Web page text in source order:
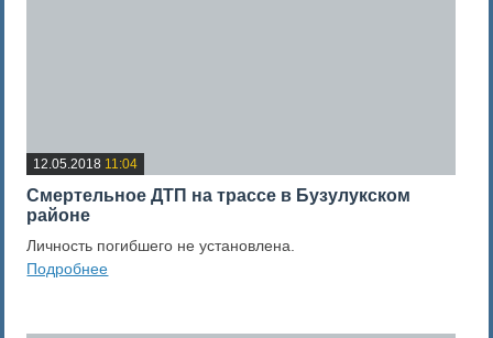
12.05.2018 11:04
Смертельное ДТП на трассе в Бузулукском
районе
Личность погибшего не установлена.
Подробнее